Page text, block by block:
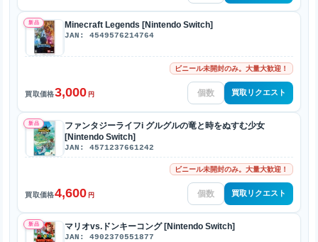
新品 Minecraft Legends [Nintendo Switch]
JAN: 4549576214764
ビニール未開封のみ。大量大歓迎！
買取価格3,000 円 買取リクエスト
新品
ファンタジーライフi グルグルの竜と時をぬすむ少女
[Nintendo Switch]
JAN: 4571237661242
ビニール未開封のみ。大量大歓迎！
買取価格4,600 円 買取リクエスト
新品 マリオvs.ドンキーコング [Nintendo Switch]
JAN: 4902370551877